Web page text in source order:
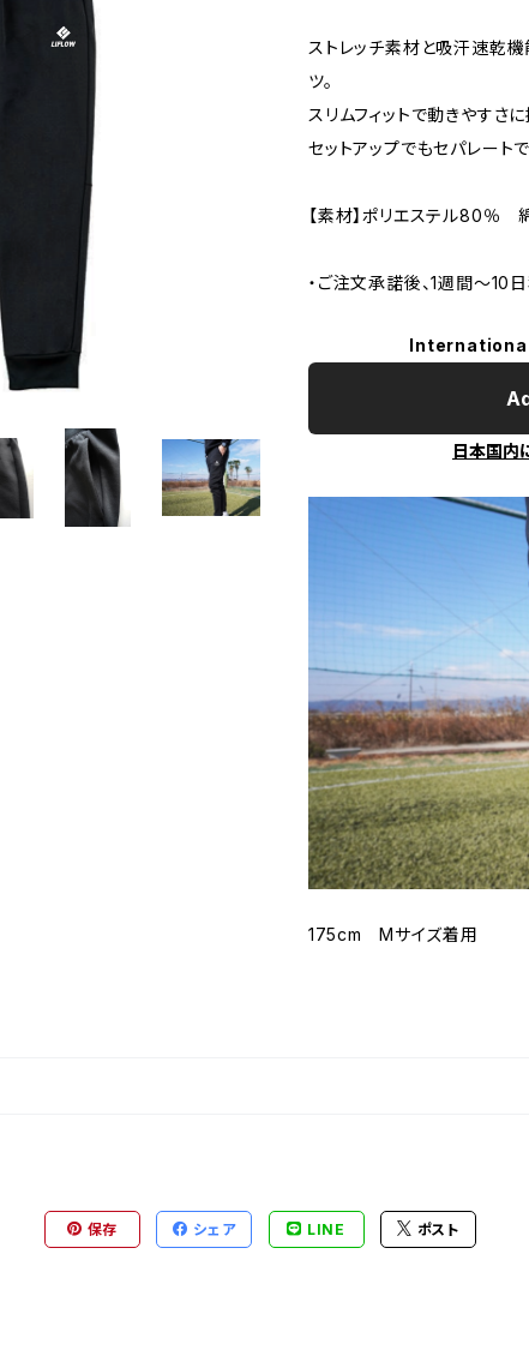
ストレッチ素材と吸汗速乾
ツ。
スリムフィットで動きやすさに
セットアップでもセパレート
【素材】ポリエステル80％
・ご注文承諾後、1週間〜10
日本国内
175cm Mサイズ着用
保存 シェア LINE ポスト